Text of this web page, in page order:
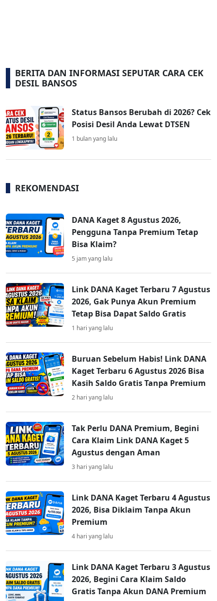
BERITA DAN INFORMASI SEPUTAR CARA CEK
DESIL BANSOS
Status Bansos Berubah di 2026? Cek
Posisi Desil Anda Lewat DTSEN
1 bulan yang lalu
REKOMENDASI
DANA Kaget 8 Agustus 2026,
Pengguna Tanpa Premium Tetap
Bisa Klaim?
5 jam yang lalu
Link DANA Kaget Terbaru 7 Agustus
2026, Gak Punya Akun Premium
Tetap Bisa Dapat Saldo Gratis
1 hari yang lalu
Buruan Sebelum Habis! Link DANA
Kaget Terbaru 6 Agustus 2026 Bisa
Kasih Saldo Gratis Tanpa Premium
2 hari yang lalu
Tak Perlu DANA Premium, Begini
Cara Klaim Link DANA Kaget 5
Agustus dengan Aman
3 hari yang lalu
Link DANA Kaget Terbaru 4 Agustus
2026, Bisa Diklaim Tanpa Akun
Premium
4 hari yang lalu
Link DANA Kaget Terbaru 3 Agustus
2026, Begini Cara Klaim Saldo
Gratis Tanpa Akun DANA Premium